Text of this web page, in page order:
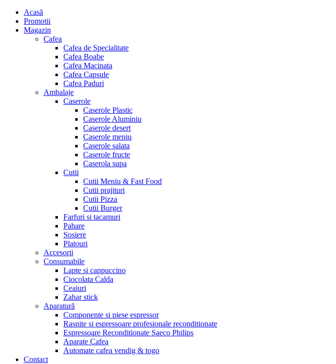
Menu
Acasă
Promotii
Magazin
Cafea
Cafea de Specialitate
Cafea Boabe
Cafea Macinata
Cafea Capsule
Cafea Paduri
Ambalaje
Caserole
Caserole Plastic
Caserole Aluminiu
Caserole desert
Caserole meniu
Caserole salata
Caserole fructe
Caserola supa
Cutii
Cutii Meniu & Fast Food
Cutii prajituri
Cutii Pizza
Cutii Burger
Farfuri si tacamuri
Pahare
Sosiere
Platouri
Accesorii
Consumabile
Lapte si cappuccino
Ciocolata Calda
Ceaiuri
Zahar stick
Aparatură
Componente si piese espressor
Rasnite si espressoare profesionale reconditionate
Espressoare Reconditionate Saeco Philips
Aparate Cafea
Automate cafea vendig & togo
Contact